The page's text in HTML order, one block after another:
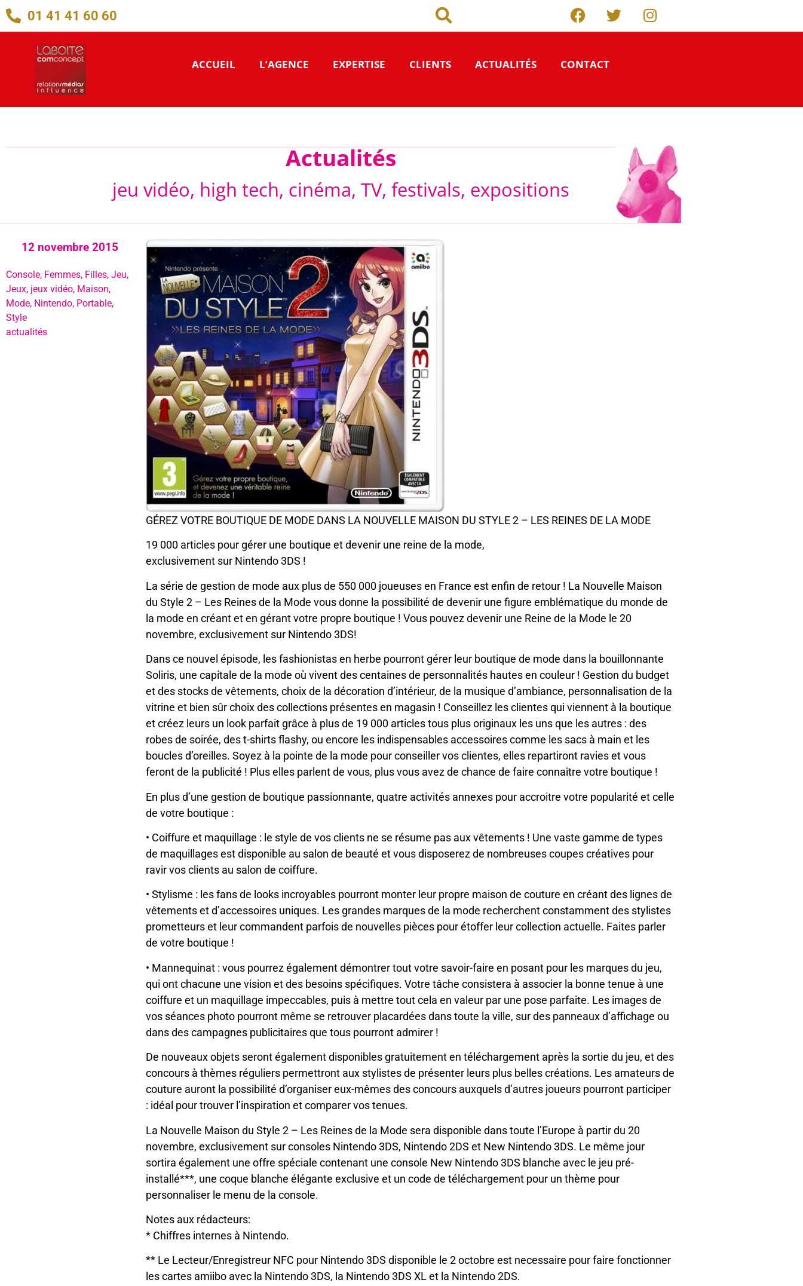
01 41 41 60 60
ACCUEIL L’AGENCE EXPERTISE CLIENTS ACTUALITÉS CONTACT
Actualités
jeu vidéo, high tech, cinéma, TV, festivals, expositions
12 novembre 2015
Console, Femmes, Filles, Jeu,
Jeux, jeux vidéo, Maison,
Mode, Nintendo, Portable,
Style
actualités
GÉREZ VOTRE BOUTIQUE DE MODE DANS LA NOUVELLE MAISON DU STYLE 2 – LES REINES DE LA MODE
19 000 articles pour gérer une boutique et devenir une reine de la mode,
exclusivement sur Nintendo 3DS !
La série de gestion de mode aux plus de 550 000 joueuses en France est enfin de retour ! La Nouvelle Maison
du Style 2 – Les Reines de la Mode vous donne la possibilité de devenir une figure emblématique du monde de
la mode en créant et en gérant votre propre boutique ! Vous pouvez devenir une Reine de la Mode le 20
novembre, exclusivement sur Nintendo 3DS!
Dans ce nouvel épisode, les fashionistas en herbe pourront gérer leur boutique de mode dans la bouillonnante
Soliris, une capitale de la mode où vivent des centaines de personnalités hautes en couleur ! Gestion du budget
et des stocks de vêtements, choix de la décoration d’intérieur, de la musique d’ambiance, personnalisation de la
vitrine et bien sûr choix des collections présentes en magasin ! Conseillez les clientes qui viennent à la boutique
et créez leurs un look parfait grâce à plus de 19 000 articles tous plus originaux les uns que les autres : des
robes de soirée, des t-shirts flashy, ou encore les indispensables accessoires comme les sacs à main et les
boucles d’oreilles. Soyez à la pointe de la mode pour conseiller vos clientes, elles repartiront ravies et vous
feront de la publicité ! Plus elles parlent de vous, plus vous avez de chance de faire connaître votre boutique !
En plus d’une gestion de boutique passionnante, quatre activités annexes pour accroitre votre popularité et celle
de votre boutique :
• Coiffure et maquillage : le style de vos clients ne se résume pas aux vêtements ! Une vaste gamme de types
de maquillages est disponible au salon de beauté et vous disposerez de nombreuses coupes créatives pour
ravir vos clients au salon de coiffure.
• Stylisme : les fans de looks incroyables pourront monter leur propre maison de couture en créant des lignes de
vêtements et d’accessoires uniques. Les grandes marques de la mode recherchent constamment des stylistes
prometteurs et leur commandent parfois de nouvelles pièces pour étoffer leur collection actuelle. Faites parler
de votre boutique !
• Mannequinat : vous pourrez également démontrer tout votre savoir-faire en posant pour les marques du jeu,
qui ont chacune une vision et des besoins spécifiques. Votre tâche consistera à associer la bonne tenue à une
coiffure et un maquillage impeccables, puis à mettre tout cela en valeur par une pose parfaite. Les images de
vos séances photo pourront même se retrouver placardées dans toute la ville, sur des panneaux d’affichage ou
dans des campagnes publicitaires que tous pourront admirer !
De nouveaux objets seront également disponibles gratuitement en téléchargement après la sortie du jeu, et des
concours à thèmes réguliers permettront aux stylistes de présenter leurs plus belles créations. Les amateurs de
couture auront la possibilité d’organiser eux-mêmes des concours auxquels d’autres joueurs pourront participer
: idéal pour trouver l’inspiration et comparer vos tenues.
La Nouvelle Maison du Style 2 – Les Reines de la Mode sera disponible dans toute l’Europe à partir du 20
novembre, exclusivement sur consoles Nintendo 3DS, Nintendo 2DS et New Nintendo 3DS. Le même jour
sortira également une offre spéciale contenant une console New Nintendo 3DS blanche avec le jeu pré-
installé***, une coque blanche élégante exclusive et un code de téléchargement pour un thème pour
personnaliser le menu de la console.
Notes aux rédacteurs:
* Chiffres internes à Nintendo.
** Le Lecteur/Enregistreur NFC pour Nintendo 3DS disponible le 2 octobre est necessaire pour faire fonctionner
les cartes amiibo avec la Nintendo 3DS, la Nintendo 3DS XL et la Nintendo 2DS.